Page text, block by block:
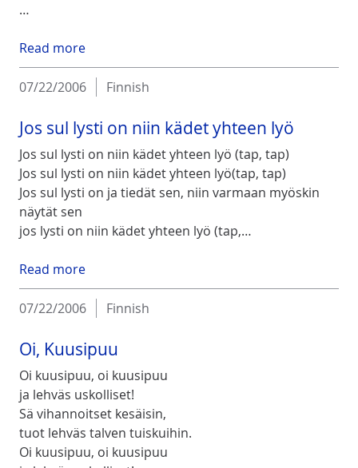
…
Read more
07/22/2006 Finnish
Jos sul lysti on niin kädet yhteen lyö
Jos sul lysti on niin kädet yhteen lyö (tap, tap)
Jos sul lysti on niin kädet yhteen lyö(tap, tap)
Jos sul lysti on ja tiedät sen, niin varmaan myöskin
näytät sen
jos lysti on niin kädet yhteen lyö (tap,…
Read more
07/22/2006 Finnish
Oi, Kuusipuu
Oi kuusipuu, oi kuusipuu
ja lehväs uskolliset!
Sä vihannoitset kesäisin,
tuot lehväs talven tuiskuihin.
Oi kuusipuu, oi kuusipuu